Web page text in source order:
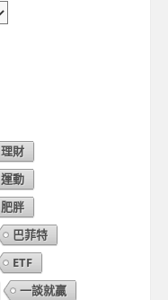
理財
運動
肥胖
巴菲特
ETF
一談就贏